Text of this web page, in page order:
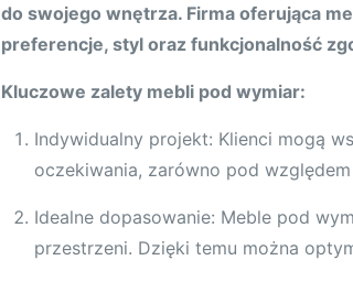
do swojego wnętrza. Firma oferująca
preferencje, styl oraz funkcjonalność
Kluczowe zalety mebli pod wymiar:
Indywidualny projekt: Klienci mogą
oczekiwania, zarówno pod
Idealne dopasowanie: Meble pod
przestrzeni. Dzięki temu można